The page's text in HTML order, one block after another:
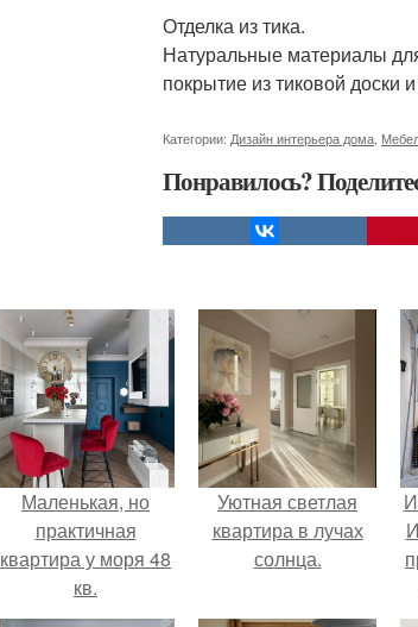
Отделка из тика.
Натуральные материалы
покрытие из тиковой доски
Категории: Дизайн интерьера дома
Понравилось?
Маленькая, но
практичная
квартира у моря 48
кв.
Уютная светлая
квартира в лучах
солнца.